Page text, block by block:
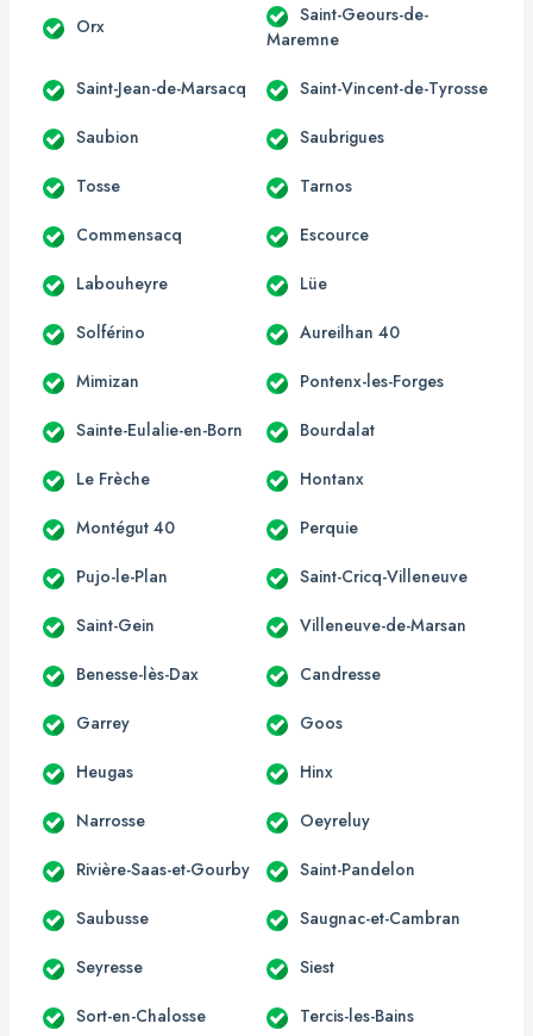
Orx
Saint-Geours-de-
Maremne
Saint-Jean-de-Marsacq Saint-Vincent-de-Tyrosse
Saubion Saubrigues
Tosse Tarnos
Commensacq Escource
Labouheyre Lüe
Solférino Aureilhan 40
Mimizan Pontenx-les-Forges
Sainte-Eulalie-en-Born Bourdalat
Le Frèche Hontanx
Montégut 40 Perquie
Pujo-le-Plan Saint-Cricq-Villeneuve
Saint-Gein Villeneuve-de-Marsan
Benesse-lès-Dax Candresse
Garrey Goos
Heugas Hinx
Narrosse Oeyreluy
Rivière-Saas-et-Gourby Saint-Pandelon
Saubusse Saugnac-et-Cambran
Seyresse Siest
Sort-en-Chalosse Tercis-les-Bains